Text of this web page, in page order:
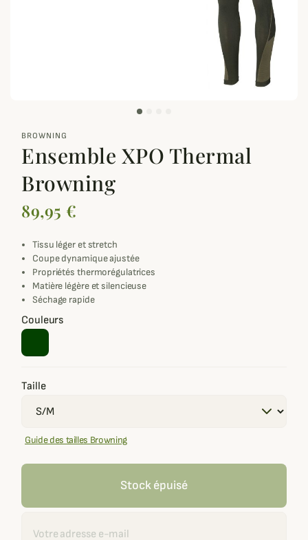
BROWNING
Ensemble XPO Thermal
Browning
89,95 €
Tissu léger et stretch
Coupe dynamique ajustée
Propriétés thermorégulatrices
Matière légère et silencieuse
Séchage rapide
Couleurs
Taille
Guide des tailles Browning
Stock épuisé